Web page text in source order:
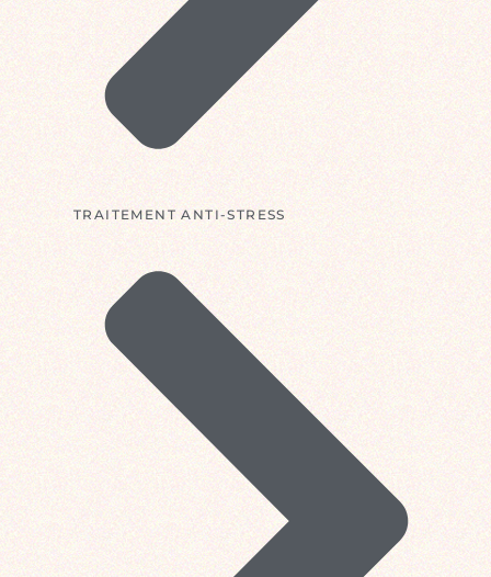
TRAITEMENT ANTI-STRESS